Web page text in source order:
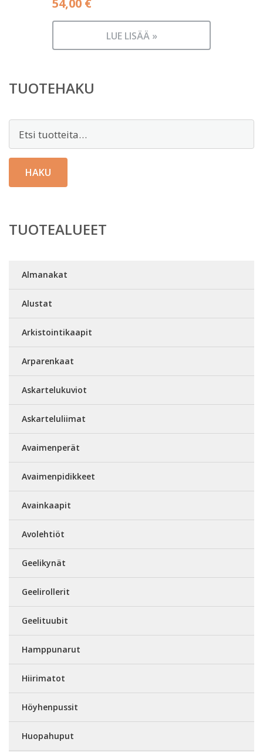
54,00 €
LUE LISÄÄ »
TUOTEHAKU
HAKU
TUOTEALUEET
Almanakat
Alustat
Arkistointikaapit
Arparenkaat
Askartelukuviot
Askarteluliimat
Avaimenperät
Avaimenpidikkeet
Avainkaapit
Avolehtiöt
Geelikynät
Geelirollerit
Geelituubit
Hamppunarut
Hiirimatot
Höyhenpussit
Huopahuput